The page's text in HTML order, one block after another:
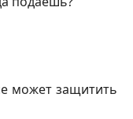
может защитить